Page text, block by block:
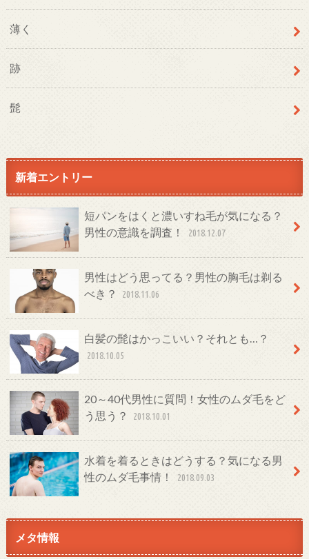
薄く
跡
髭
新着エントリー
短パンをはくと濃いすね毛が気になる？
男性の意識を調査！
2018.12.07
男性はどう思ってる？男性の胸毛は剃る
べき？
2018.11.06
白髪の髭はかっこいい？それとも…？
2018.10.05
20～40代男性に質問！女性のムダ毛をど
う思う？
2018.10.01
水着を着るときはどうする？気になる男
性のムダ毛事情！
2018.09.03
メタ情報